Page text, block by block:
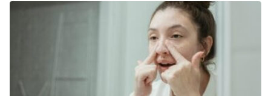
guidelines for Alzheimer’s disease. Alzheimer’s and
https://doi.org/10.1016/j.jalz.2011.03.005
Hampson, C., & Morris, K. (2016). Dementia: Sustaining Self
in the Face of Cognitive Decline.Geriatrics (Basel,
https://doi.org/10.3390/geriatrics1040025